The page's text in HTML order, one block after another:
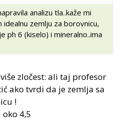
analizu tla..kaže mi
zemlju za borovnicu,
ph 6 (kiselo) i mineralno..ima
zločest: ali taj profesor
ako tvrdi da je zemlja sa
!
4,5